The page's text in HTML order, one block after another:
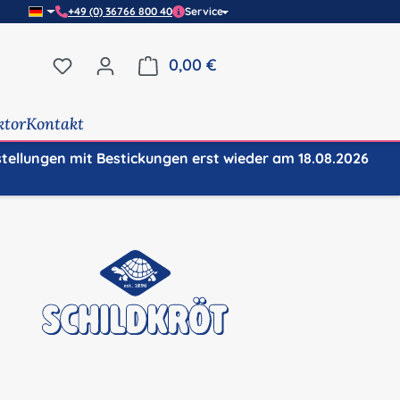
+49 (0) 36766 800 40 Service
Du hast 0 Produkte auf dem Merkzettel
0,00 €
Kontakt
mit Bestickungen erst wieder am 18.08.2026